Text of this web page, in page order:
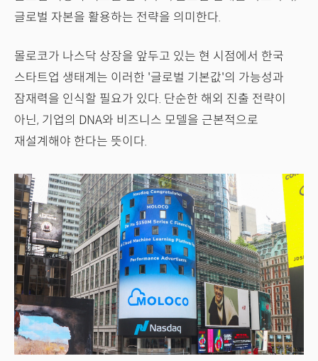
글로벌 자본을 활용하는 전략을 의미한다.
몰로코가 나스닥 상장을 앞두고 있는 현 시점에서 한국
스타트업 생태계는 이러한 '글로벌 기본값'의 가능성과
잠재력을 인식할 필요가 있다. 단순한 해외 진출 전략이
아닌, 기업의 DNA와 비즈니스 모델을 근본적으로
재설계해야 한다는 뜻이다.